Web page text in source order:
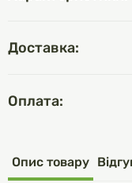
Доставка:
Оплата:
Опис товару